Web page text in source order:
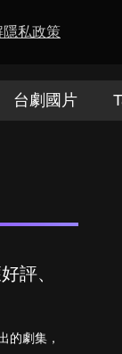
隱私政策
台劇國片
評、
的劇集，